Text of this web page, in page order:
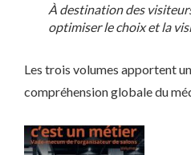
À destination des
optimiser le choix et la
Les trois volumes apportent
compréhension globale du